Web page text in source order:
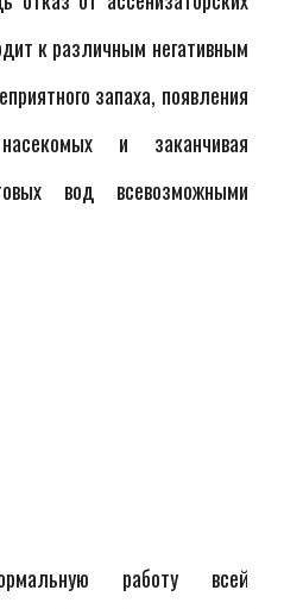
к различным негативным
запаха, появления
и заканчивая
вод всевозможными
работу всей